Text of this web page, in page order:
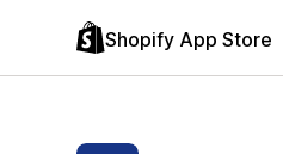
Shopify App Store